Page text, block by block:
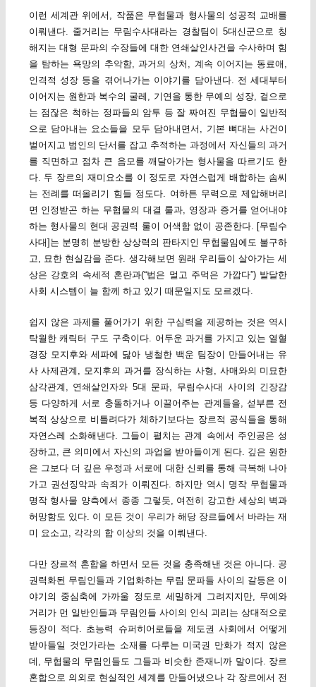
이런 세계관 위에서, 작품은 무협물과 형사물의 성공적 교배를
이뤄낸다. 줄거리는 무림수사대라는 경찰팀이 5대신군으로 칭
해지는 대형 문파의 수장들에 대한 연쇄살인사건을 수사하며 힘
을 탐하는 욕망의 추악함, 과거의 상처, 계속 이어지는 동료애,
인격적 성장 등을 겪어나가는 이야기를 담아낸다. 전 세대부터
이어지는 원한과 복수의 굴레, 기연을 통한 무예의 성장, 겉으로
는 점잖은 척하는 정파들의 암투 등 잘 짜여진 무협물이 일반적
으로 담아내는 요소들을 모두 담아내면서, 기본 뼈대는 사건이
벌어지고 범인의 단서를 잡고 추적하는 과정에서 자신들의 과거
를 직면하고 점차 큰 음모를 깨달아가는 형사물을 따르기도 한
다. 두 장르의 재미요소를 이 정도로 자연스럽게 배합하는 솜씨
는 전례를 떠올리기 힘들 정도다. 여하튼 무력으로 제압해버리
면 인정받곤 하는 무협물의 대결 룰과, 영장과 증거를 얻어내야
하는 형사물의 현대 공권력 룰이 어색함 없이 공존한다. [무림수
사대]는 분명히 분방한 상상력의 판타지인 무협물임에도 불구하
고, 묘한 현실감을 준다. 생각해보면 원래 우리들이 살아가는 세
상은 강호의 속세적 혼란과(“법은 멀고 주먹은 가깝다”) 발달한
사회 시스템이 늘 함께 하고 있기 때문일지도 모르겠다.
쉽지 않은 과제를 풀어가기 위한 구심력을 제공하는 것은 역시
탁월한 캐릭터 구도 구축이다. 어두운 과거를 가지고 있는 열혈
경장 모지후와 세파에 닳아 냉철한 백운 팀장이 만들어내는 유
사 사제관계, 모지후의 과거를 장식하는 사형, 사매와의 미묘한
삼각관계, 연쇄살인자와 5대 문파, 무림수사대 사이의 긴장감
등 다양하게 서로 충돌하거나 이끌어주는 관계들을, 섣부른 전
복적 상상으로 비틀려다가 체하기보다는 장르적 공식들을 통해
자연스레 소화해낸다. 그들이 펼치는 관계 속에서 주인공은 성
장하고, 큰 의미에서 자신의 과업을 받아들이게 된다. 깊은 원한
은 그보다 더 깊은 우정과 서로에 대한 신뢰를 통해 극복해 나아
가고 권선징악과 속죄가 이뤄진다. 하지만 역시 명작 무협물과
명작 형사물 양측에서 종종 그렇듯, 여전히 강고한 세상의 벽과
허망함도 있다. 이 모든 것이 우리가 해당 장르들에서 바라는 재
미 요소고, 각각의 합 이상의 것을 이뤄낸다.
다만 장르적 혼합을 하면서 모든 것을 충족해낸 것은 아니다. 공
권력화된 무림인들과 기업화하는 무림 문파들 사이의 갈등은 이
야기의 중심축에 가까울 정도로 세밀하게 그려지지만, 무예와
거리가 먼 일반인들과 무림인들 사이의 인식 괴리는 상대적으로
등장이 적다. 초능력 슈퍼히어로들을 제도권 사회에서 어떻게
받아들일 것인가라는 소재를 다루는 미국권 만화가 적지 않은
데, 무협물의 무림인들도 그들과 비슷한 존재니까 말이다. 장르
혼합으로 의외로 현실적인 세계를 만들어냈으나 각 장르에서 전